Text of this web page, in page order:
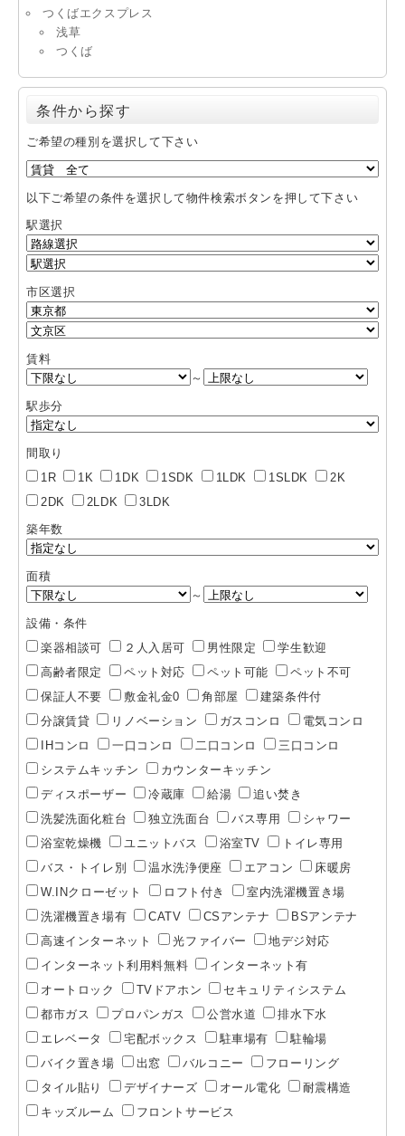
つくばエクスプレス
浅草
つくば
条件から探す
ご希望の種別を選択して下さい
以下ご希望の条件を選択して物件検索ボタンを押して下さい
駅選択
市区選択
賃料
～
駅歩分
間取り
1R
1K 1DK 1SDK 1LDK 1SLDK
2K
2DK
2LDK
3LDK
築年数
面積
～
設備・条件
楽器相談可
２人入居可 男性限定
学生歓迎
高齢者限定
ペット対応 ペット可能
ペット不可
保証人不要
敷金礼金0 角部屋
建築条件付
分譲賃貸
リノベーション ガスコンロ
電気コンロ
IHコンロ
一口コンロ 二口コンロ
三口コンロ
システムキッチン
カウンターキッチン
ディスポーザー
冷蔵庫 給湯
追い焚き
洗髪洗面化粧台
独立洗面台 バス専用
シャワー
浴室乾燥機
ユニットバス 浴室TV
トイレ専用
バス・トイレ別
温水洗浄便座 エアコン
床暖房
W.INクローゼット
ロフト付き
室内洗濯機置き場
洗濯機置き場有
CATV CSアンテナ
BSアンテナ
高速インターネット
光ファイバー
地デジ対応
インターネット利用料無料
インターネット有
オートロック
TVドアホン
セキュリティシステム
都市ガス
プロパンガス 公営水道
排水下水
エレベータ
宅配ボックス 駐車場有
駐輪場
バイク置き場
出窓 バルコニー
フローリング
タイル貼り
デザイナーズ オール電化
耐震構造
キッズルーム
フロントサービス